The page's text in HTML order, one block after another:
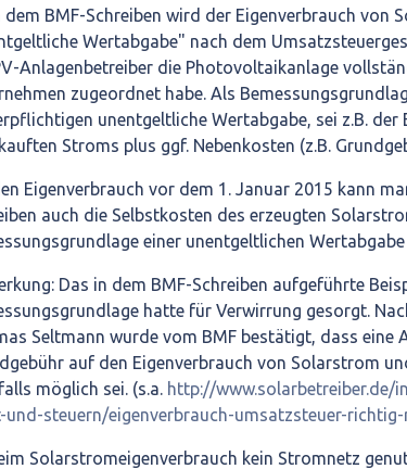
dem BMF-Schreiben wird der Eigenverbrauch von
Wertabgabe" nach dem
Anlagenbetreiber die Photovoltaikanlage
zugeordnet habe. Als
unentgeltliche Wertabgabe, sei z.B. der
Stroms plus ggf. Nebenkosten (z.B.
Eigenverbrauch vor dem 1. Januar 2015 kann
auch die Selbstkosten des erzeugten
einer unentgeltlichen
Das in dem BMF-Schreiben aufgeführte
hatte für Verwirrung gesorgt.
Seltmann wurde vom BMF bestätigt, dass eine
auf den Eigenverbrauch von Solarstrom
möglich sei. (s.a. http://www.solarbetreiber.de/
und-steuern/eigenverbrauch-umsatzsteuer-
Solarstromeigenverbrauch kein Stromnetz